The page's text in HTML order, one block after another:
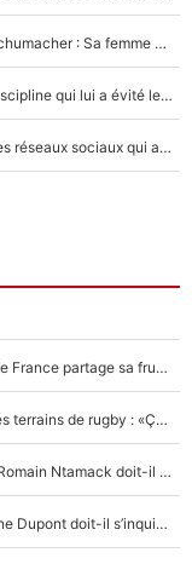
Nouvelle rumeur autour de la santé de Michael Schumacher : Sa femme Corinna sort du silence
F1 - Lewis Hamilton victime de harcèlement, la discipline qui lui a évité le pire : «J'aurais probablement mal tourné»
Lewis Hamilton : Le talent inattendu dévoilé sur les réseaux sociaux qui a impressionné Kim Kardashian pendant leurs vacances en amoureux !
Mis de côté par Fabien Galthié, un joueur du XV de France partage sa frustration : «ils ne me l’ont pas dit tout de suite»
La raison d'être de Matthieu Jalibert en dehors des terrains de rugby : «Ça m'atteint autant que si tu touches à un membre de ma famille»
XV de France - Matthieu Jalibert a tout changé : Romain Ntamack doit-il s’inquiéter pour sa place à un an de la Coupe du monde ?
«Le XV de France est meilleur avec Lucu» : Antoine Dupont doit-il s’inquiéter pour sa place ?